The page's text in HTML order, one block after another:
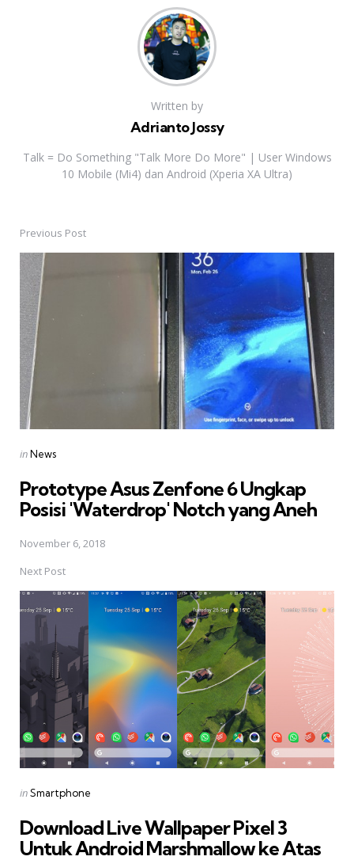
Written by
Adrianto Jossy
Talk = Do Something "Talk More Do More" | User Windows
10 Mobile (Mi4) dan Android (Xperia XA Ultra)
Post
navigation
Previous Post
Posted
inNews
Prototype Asus Zenfone 6 Ungkap
Posisi 'Waterdrop' Notch yang Aneh
November 6, 2018
Next Post
Posted
inSmartphone
Download Live Wallpaper Pixel 3
Untuk Android Marshmallow ke Atas